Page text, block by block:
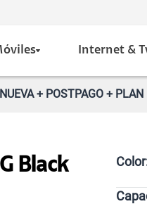
Internet &
+ POSTPAGO +
Black